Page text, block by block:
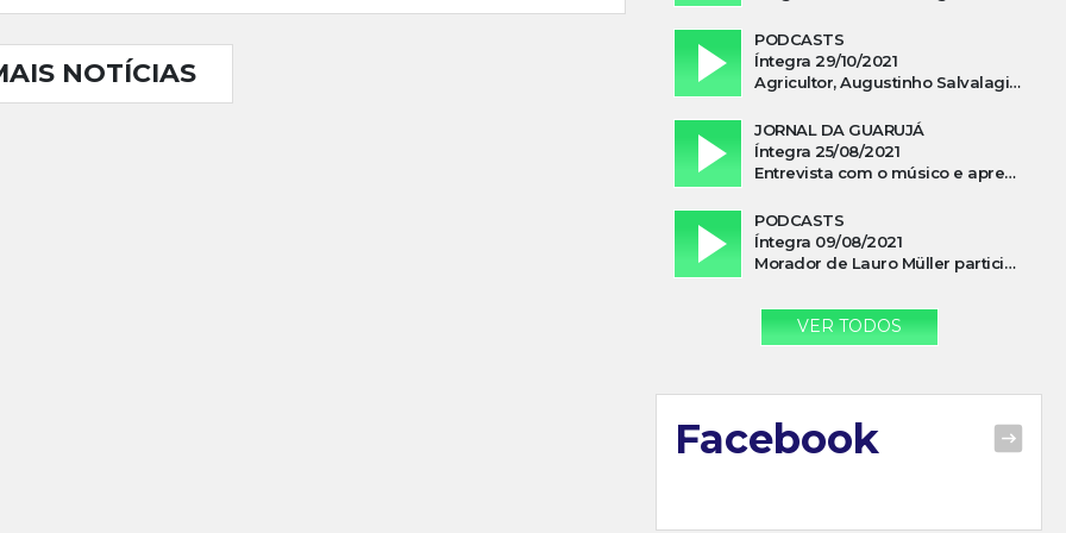
NOTÍCIAS
PODCASTS
Íntegra 29/10/2021
Agricultor, Augustinho Salvalagio, relata sobre aparição do Cavaleiro Negro no Rio das Furnas
JORNAL DA GUARUJÁ
Íntegra 25/08/2021
Entrevista com o músico e apresentador, Lismael Ferrareis, no Cidade e Campo
PODCASTS
Íntegra 09/08/2021
Morador de Lauro Müller participa de motociata em apoio a Bolsonaro
VER TODOS
Facebook